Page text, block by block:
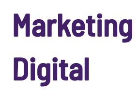
Marketing
Digital